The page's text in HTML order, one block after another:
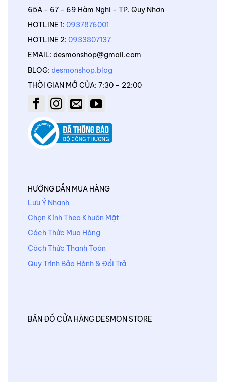
65A - 67 - 69 Hàm Nghi - TP. Quy Nhơn
HOTLINE 1: 0937876001
HOTLINE 2: 0933807137
EMAIL: desmonshop@gmail.com
BLOG: desmonshop.blog
THỜI GIAN MỞ CỦA: 7:30 – 22:00
HƯỚNG DẪN MUA HÀNG
Lưu Ý Nhanh
Chọn Kính Theo Khuôn Mặt
Cách Thức Mua Hàng
Cách Thức Thanh Toán
Quy Trình Bảo Hành & Đổi Trả
BẢN ĐỒ CỬA HÀNG DESMON STORE